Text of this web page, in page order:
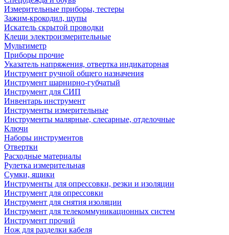
Измерительные приборы, тестеры
Зажим-крокодил, щупы
Искатель скрытой проводки
Клещи электроизмерительные
Мультиметр
Приборы прочие
Указатель напряжения, отвертка индикаторная
Инструмент ручной общего назначения
Инструмент шарнирно-губчатый
Инструмент для СИП
Инвентарь инструмент
Инструменты измерительные
Инструменты малярные, слесарные, отделочные
Ключи
Наборы инструментов
Отвертки
Расходные материалы
Рулетка измерительная
Сумки, ящики
Инструменты для опрессовки, резки и изоляции
Инструмент для опрессовки
Инструмент для снятия изоляции
Инструмент для телекоммуникационных систем
Инструмент прочий
Нож для разделки кабеля